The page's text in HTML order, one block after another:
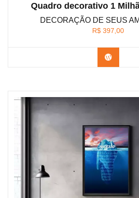
Quadro decorativo 1
DECORAÇÃO DE SEUS
R$ 397,00
Confira